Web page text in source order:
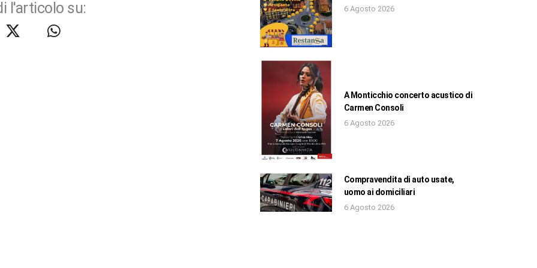
l'articolo su: 6 Agosto 2026
A Monticchio concerto acustico di
Carmen Consoli
6 Agosto 2026
Compravendita di auto usate,
uomo ai domiciliari
6 Agosto 2026